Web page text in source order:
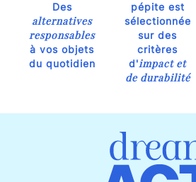
Des
alternatives
responsables
à vos objets
du quotidien
pépite est
sélectionnée
sur des
critères
d'impact et
de durabilité